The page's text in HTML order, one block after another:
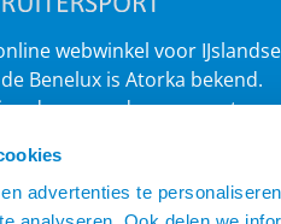
advertenties te
webwinkel voor IJslandse
Benelux is Atorka bekend.
andere paardenrassen staan
ruiterjassen en zo
veel meer!